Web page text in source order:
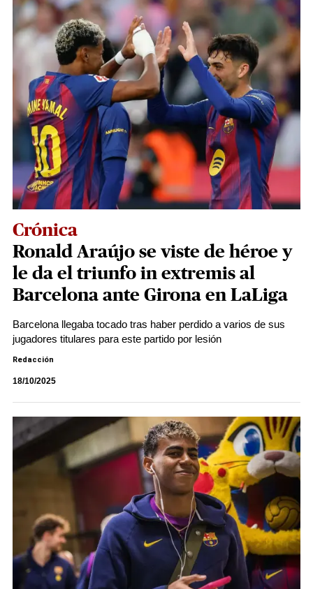
Crónica
Ronald Araújo se viste de héroe y
le da el triunfo in extremis al
Barcelona ante Girona en LaLiga
Barcelona llegaba tocado tras haber perdido a varios de sus
jugadores titulares para este partido por lesión
Redacción
18/10/2025